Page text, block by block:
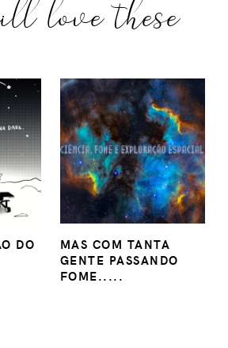
DO
MAS COM TANTA
GENTE PASSANDO
FOME.....